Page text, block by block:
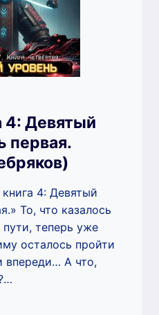
4: Девятый
первая.
4: Девятый
То, что казалось
теперь уже
осталось пройти
впереди… А что,